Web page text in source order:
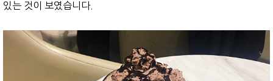
있는 것이 보였습니다.